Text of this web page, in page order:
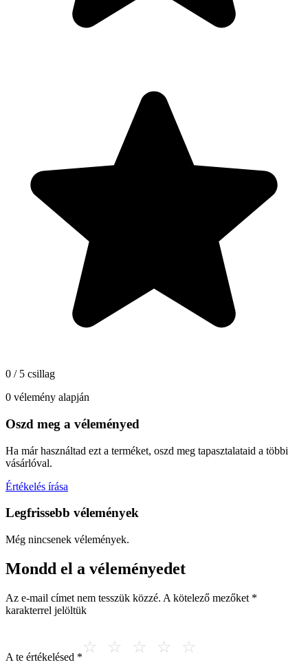
0 / 5 csillag
0 vélemény alapján
Oszd meg a véleményed
Ha már használtad ezt a terméket, oszd meg tapasztalataid a többi
vásárlóval.
Értékelés írása
Legfrissebb vélemények
Még nincsenek vélemények.
Mondd el a véleményedet
Az e-mail címet nem tesszük közzé. A kötelező mezőket *
karakterrel jelöltük
A te értékelésed *